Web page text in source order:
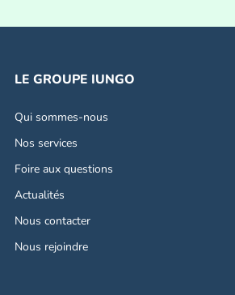
LE GROUPE IUNGO
Qui sommes-nous
Nos services
Foire aux questions
Actualités
Nous contacter
Nous rejoindre